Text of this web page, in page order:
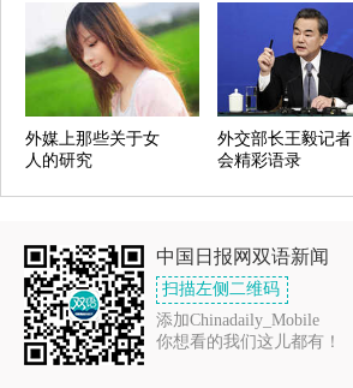
外媒上那些关于女
人的研究
外交部长王毅记者
会精彩语录
中国日报网双语新闻
扫描左侧二维码
添加Chinadaily_Mobile
你想看的我们这儿都有！